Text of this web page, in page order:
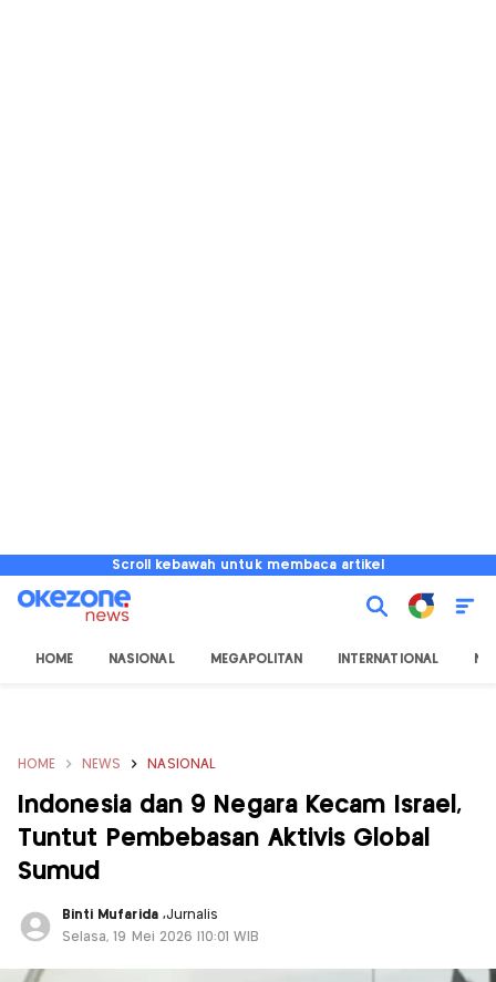
Scroll kebawah untuk membaca artikel
HOME NASIONAL MEGAPOLITAN INTERNATIONAL
HOME NEWS NASIONAL
Indonesia dan 9 Negara Kecam Israel,
Tuntut Pembebasan Aktivis Global
Sumud
Binti Mufarida ,Jurnalis
Selasa, 19 Mei 2026 |10:01 WIB